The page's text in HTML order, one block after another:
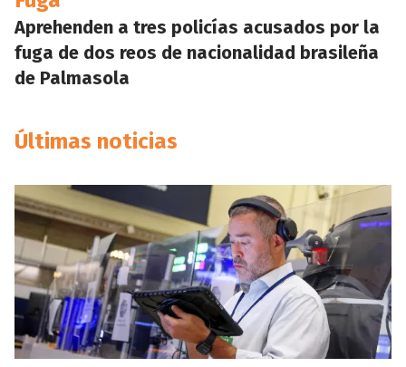
Aprehenden a tres policías acusados por la
fuga de dos reos de nacionalidad brasileña
de Palmasola
Últimas noticias